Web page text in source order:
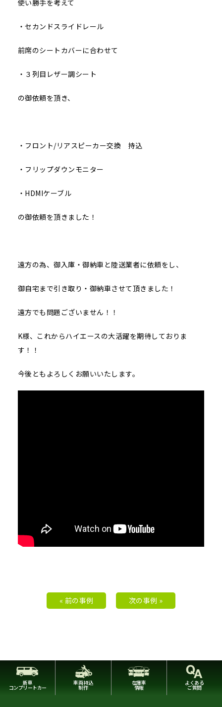
使い勝手を考えて
・セカンドスライドレール
前席のシートカバーに合わせて
・３列目レザー調シート
の御依頼を頂き、
・フロント/リアスピーカー交換 持込
・フリップダウンモニター
・HDMIケーブル
の御依頼を頂きました！
遠方の為、御入庫・御納車と陸送業者に依頼をし、
御自宅まで引き取り・御納車させて頂きました！
遠方でも問題ございません！！
K様、これからハイエースの大活躍を期待しておりま
す！！
今後ともよろしくお願いいたします。
« 前の事例 次の事例 »
新車
コンプリートカー
車両持込
制作
在庫車
情報
よくある
ご質問